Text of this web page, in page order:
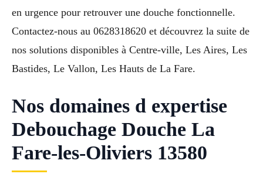
en urgence pour retrouver une douche fonctionnelle.
Contactez-nous au 0628318620 et découvrez la suite de
nos solutions disponibles à Centre-ville, Les Aires, Les
Bastides, Le Vallon, Les Hauts de La Fare.
Nos domaines d expertise
Debouchage Douche La
Fare-les-Oliviers 13580